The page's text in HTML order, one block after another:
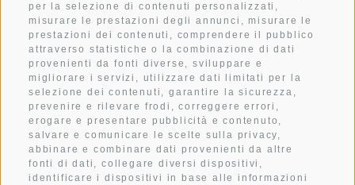
per la selezione di contenuti personalizzati,
misurare le prestazioni degli annunci, misurare le
prestazioni dei contenuti, comprendere il pubblico
attraverso statistiche o la combinazione di dati
provenienti da fonti diverse, sviluppare e
migliorare i servizi, utilizzare dati limitati per la
selezione dei contenuti, garantire la sicurezza,
prevenire e rilevare frodi, correggere errori,
erogare e presentare pubblicità e contenuto,
salvare e comunicare le scelte sulla privacy,
abbinare e combinare dati provenienti da altre
fonti di dati, collegare diversi dispositivi,
identificare i dispositivi in base alle informazioni
COME RAGGIUNGERCI
IMMAGINI
CONTATTO